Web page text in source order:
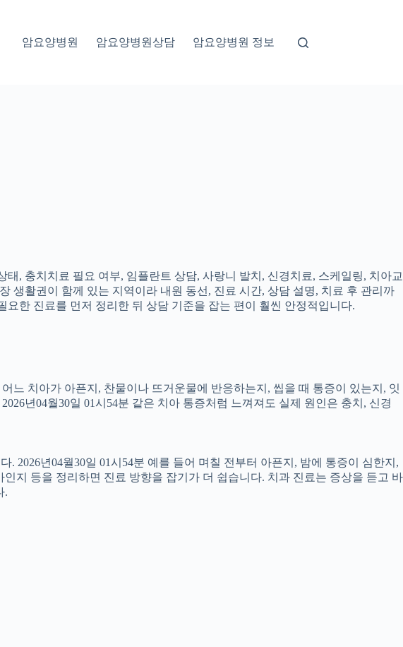
암요양병원 암요양병원상담 암요양병원 정보
, 충치치료 필요 여부, 임플란트 상담, 사랑니 발치, 신경치료, 스케일링, 치아교
생활권이 함께 있는 지역이라 내원 동선, 진료 시간, 상담 설명, 치료 후 관리까
한 진료를 먼저 정리한 뒤 상담 기준을 잡는 편이 훨씬 안정적입니다.
느 치아가 아픈지, 찬물이나 뜨거운물에 반응하는지, 씹을 때 통증이 있는지, 잇
년04월30일 01시54분 같은 치아 통증처럼 느껴져도 실제 원인은 충치, 신경
2026년04월30일 01시54분 예를 들어 며칠 전부터 아픈지, 밤에 통증이 심한지,
지 등을 정리하면 진료 방향을 잡기가 더 쉽습니다. 치과 진료는 증상을 듣고 바
.